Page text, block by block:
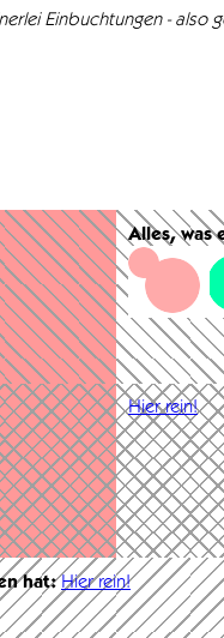
Einbuchtungen -
Alles, was
Hier rein!
hat:Hier rein!